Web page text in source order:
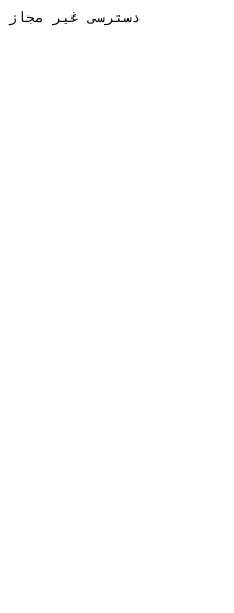
دسترسی غیر مجاز